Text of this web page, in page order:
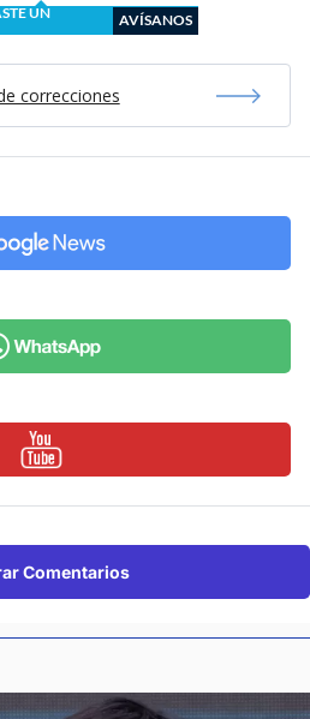
UN
AVÍSANOS
correcciones
Comentarios